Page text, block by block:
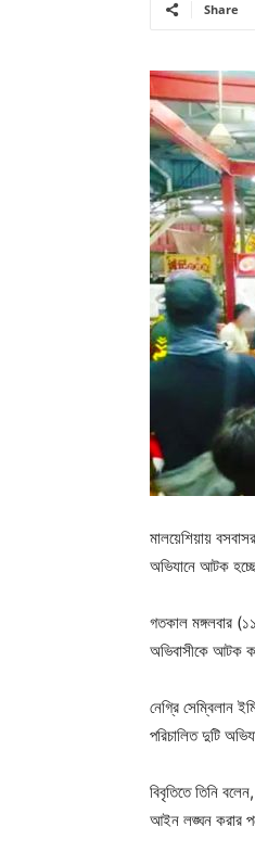
Share
মালয়েশিয়ায়
অভিযানে আটক
গতকাল মঙ্গলবার
অভিবাসীকে আটক
নেগ্রি সেম্বিলান
পরিচালিত দুটি
বিবৃতিতে তিনি
আইন লঙ্ঘন করার